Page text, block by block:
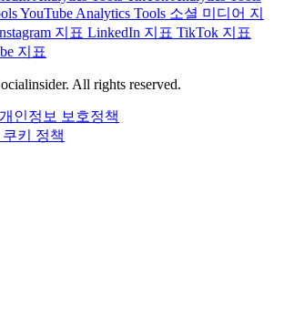
YouTube Analytics Tools 소셜 미디어 지
지표 LinkedIn 지표 TikTok 지표
지표
All rights reserved.
개인정보 보호정책
쿠키 정책